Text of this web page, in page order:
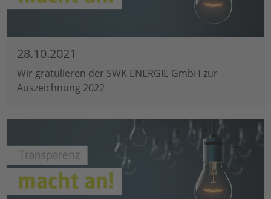
28.10.2021
Wir gratulieren der SWK ENERGIE GmbH zur
Auszeichnung 2022